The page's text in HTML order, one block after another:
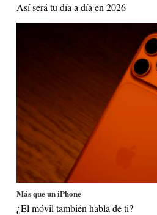
Así será tu día a día en 2026
Más que un iPhone
¿El móvil también habla de ti?